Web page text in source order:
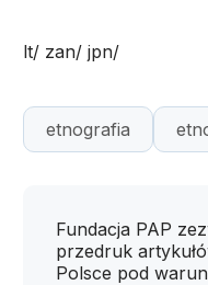
lt/ zan/ jpn/
etnografia
Fundacja PAP
przedruk
Polsce pod